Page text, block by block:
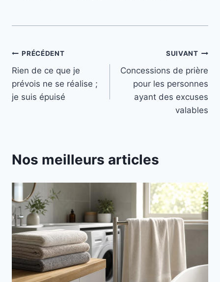
Navigation
de
l’article
PRÉCÉDENT
Rien de ce que je
prévois ne se réalise ;
je suis épuisé
SUIVANT
Concessions de prière
pour les personnes
ayant des excuses
valables
Nos meilleurs articles